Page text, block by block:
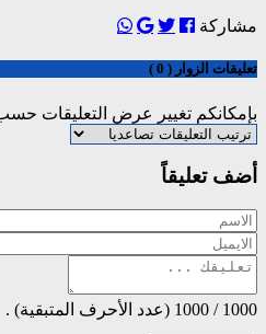
مشاركة
تعليقات الزوار ( 0 )
بإمكانكم تغيير عرض التعليقات
أضف تعليقاً
1000
/
1000 (عدد الأحرف المتبقية) .